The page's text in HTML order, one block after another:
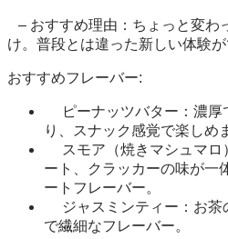
– おすすめ理由：ちょっと変わ
け。普段とは違った新しい体験が
おすすめフレーバー:
ピーナッツバター：濃厚
り、スナック感覚で楽しめ
スモア（焼きマシュマロ
ート、クラッカーの味が一
ートフレーバー。
ジャスミンティー：お茶
で繊細なフレーバー。